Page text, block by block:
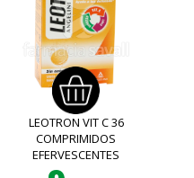
LEOTRON VIT C 36
COMPRIMIDOS
EFERVESCENTES